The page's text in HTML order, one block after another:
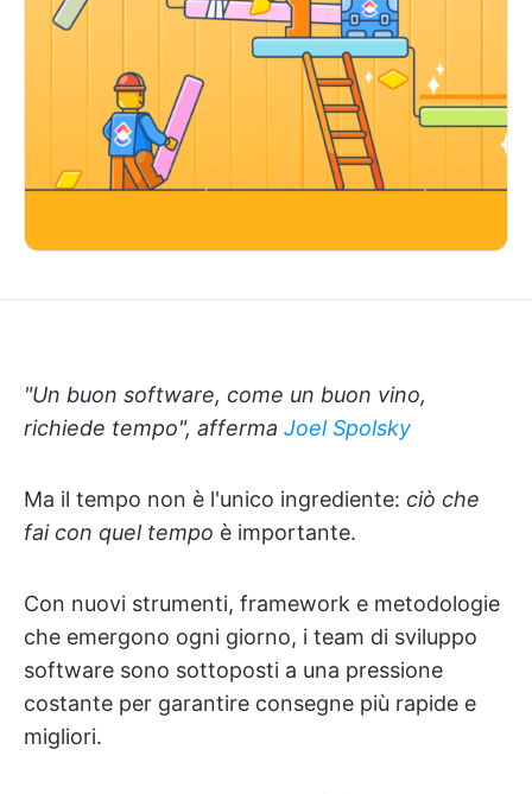
"Un buon software, come un buon vino,
richiede tempo", afferma Joel Spolsky
Ma il tempo non è l'unico ingrediente: ciò che
fai con quel tempo è importante.
Con nuovi strumenti, framework e metodologie
che emergono ogni giorno, i team di sviluppo
software sono sottoposti a una pressione
costante per garantire consegne più rapide e
migliori.